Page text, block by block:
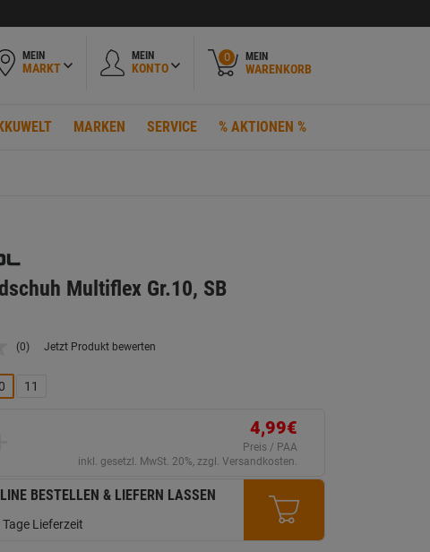
MEIN
MARKT
MEIN
KONTO
0 MEIN
WARENKORB
MARKEN SERVICE % AKTIONEN %
Multiflex Gr.10, SB
Kein
Link
auf
(0) Jetzt Produkt bewerten
11
4,99€
Preis / PAA
inkl. gesetzl. MwSt. 20%, zzgl. Versandkosten.
BESTELLEN & LIEFERN LASSEN
Tage Lieferzeit